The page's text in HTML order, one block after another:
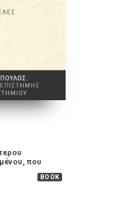
που
BOOK